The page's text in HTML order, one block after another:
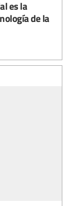
es la
de la